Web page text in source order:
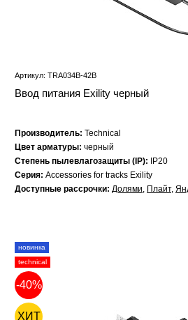
Артикул: TRA034B-42B
Ввод питания Exility черный
Производитель: Technical
Цвет арматуры: черный
Степень пылевлагозащиты (IP):
IP20
Серия: Accessories for tracks Exility
Доступные рассрочки: Долями, Плайт,
новинка
technical
-40%
ХИТ